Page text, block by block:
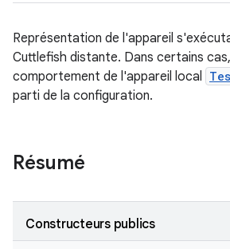
Représentation de l'appareil
Cuttlefish distante. Dans certains
comportement de l'appareil local
parti de la configuration.
Résumé
Constructeurs publics